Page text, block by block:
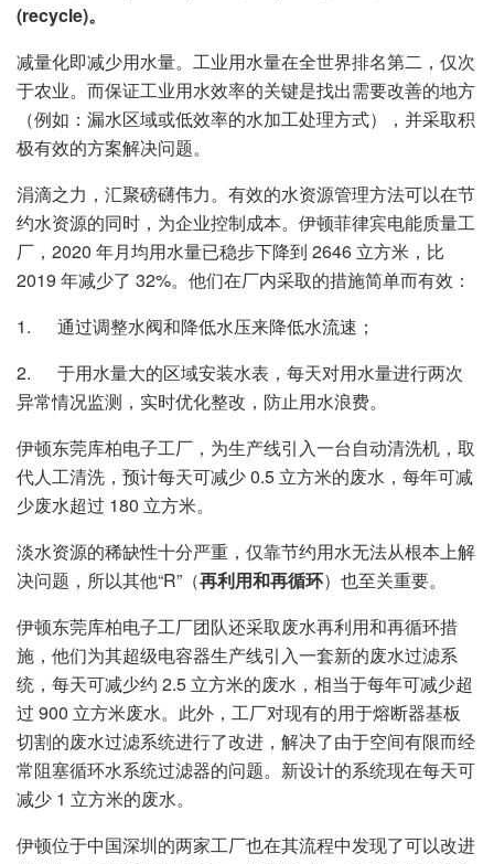
(recycle)。
减量化即减少用水量。工业用水量在全世界排名第二，仅次
于农业。而保证工业用水效率的关键是找出需要改善的地方
（例如：漏水区域或低效率的水加工处理方式），并采取积
极有效的方案解决问题。
涓滴之力，汇聚磅礴伟力。有效的水资源管理方法可以在节
约水资源的同时，为企业控制成本。伊顿菲律宾电能质量工
厂，2020 年月均用水量已稳步下降到 2646 立方米，比
2019 年减少了 32%。他们在厂内采取的措施简单而有效：
1. 通过调整水阀和降低水压来降低水流速；
2. 于用水量大的区域安装水表，每天对用水量进行两次
异常情况监测，实时优化整改，防止用水浪费。
伊顿东莞库柏电子工厂，为生产线引入一台自动清洗机，取
代人工清洗，预计每天可减少 0.5 立方米的废水，每年可减
少废水超过 180 立方米。
淡水资源的稀缺性十分严重，仅靠节约用水无法从根本上解
决问题，所以其他“R”（再利用和再循环）也至关重要。
伊顿东莞库柏电子工厂团队还采取废水再利用和再循环措
施，他们为其超级电容器生产线引入一套新的废水过滤系
统，每天可减少约 2.5 立方米的废水，相当于每年可减少超
过 900 立方米废水。此外，工厂对现有的用于熔断器基板
切割的废水过滤系统进行了改进，解决了由于空间有限而经
常阻塞循环水系统过滤器的问题。新设计的系统现在每天可
减少 1 立方米的废水。
伊顿位于中国深圳的两家工厂也在其流程中发现了可以改进